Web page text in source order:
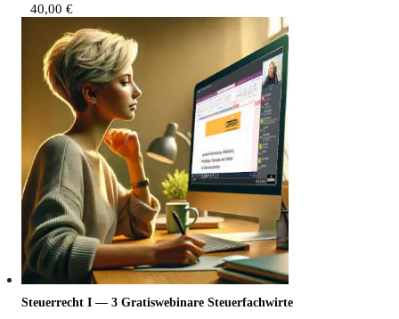
40,00 €
Steu­er­recht I — 3 Gra­tis­web­i­na­re Steuerfachwirte